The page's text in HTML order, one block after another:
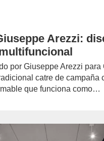
Arezzi:
por Giuseppe Arezzi para
catre de campaña
que funciona como…